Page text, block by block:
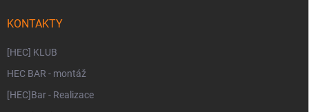
KONTAKTY
[HEC] KLUB
HEC BAR - montáž
[HEC]Bar - Realizace